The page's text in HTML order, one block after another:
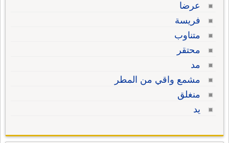
عرضا
فريسة
متناوب
محتقر
مد
مشمع واقي من المطر
منغلق
يد